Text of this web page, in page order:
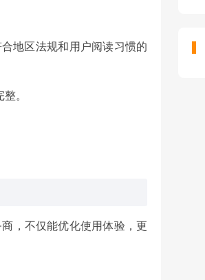
地区法规和用户阅读习惯的
。
，不仅能优化使用体验，更